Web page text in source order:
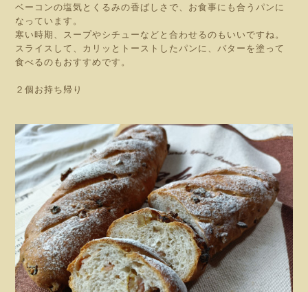
ベーコンの塩気とくるみの香ばしさで、お食事にも合うパンに
なっています。
寒い時期、スープやシチューなどと合わせるのもいいですね。
スライスして、カリッとトーストしたパンに、バターを塗って
食べるのもおすすめです。
２個お持ち帰り